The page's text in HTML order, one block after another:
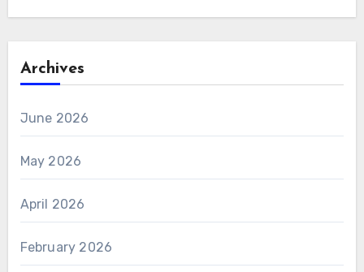
Archives
June 2026
May 2026
April 2026
February 2026